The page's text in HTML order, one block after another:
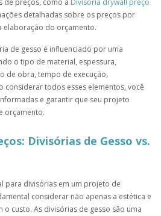
de preços, como a Divisória drywall preço
detalhadas sobre os preços por
do orçamento.
de gesso é influenciado por uma
o tipo de material, espessura,
de obra, tempo de execução,
considerar todos esses elementos, você
e garantir que seu projeto
orçamento.
Divisórias de Gesso vs.
para divisórias em um projeto de
considerar não apenas a estética e
o custo. As divisórias de gesso são uma